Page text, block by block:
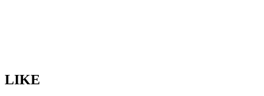
LIKE